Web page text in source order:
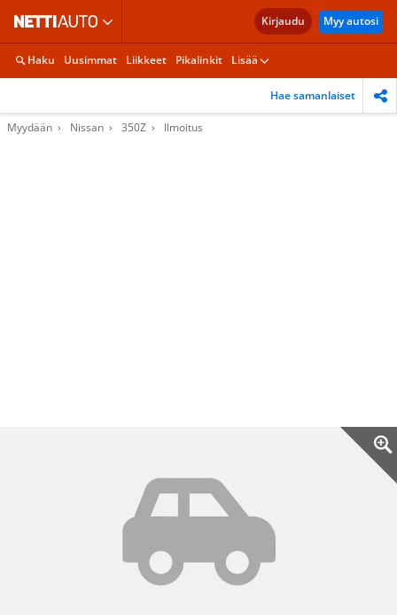
Kirjaudu Myy autosi
Haku Uusimmat Liikkeet Pikalinkit Lisää
Hae samanlaiset
Myydään Nissan 350Z Ilmoitus